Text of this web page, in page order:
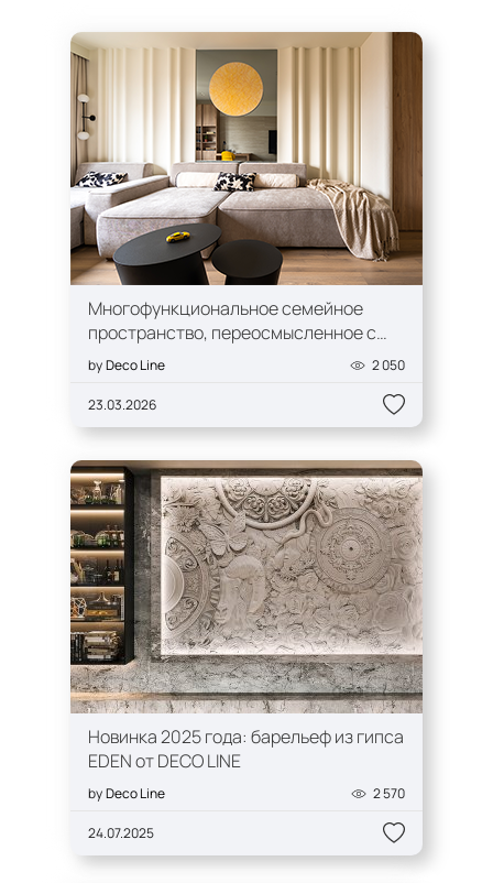
Многофункциональное семейное
пространство, переосмысленное с
помощью 3D-панелей Deco Line
byDeco Line 2 050
23.03.2026
Новинка 2025 года: барельеф из гипса
EDEN от DECO LINE
byDeco Line 2 570
24.07.2025